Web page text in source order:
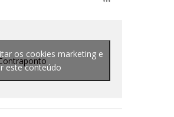
os cookies marketing e
este conteúdo